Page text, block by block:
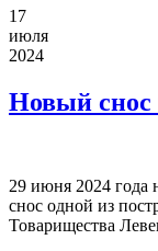
17
июля
2024
Новый снос
29 июня 2024 года
снос одной из
Товарищества